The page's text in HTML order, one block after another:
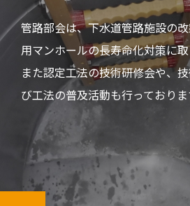
管路部会は、下水道管路施設の
用マンホールの長寿命化対策に取
また認定工法の技術研修会や、
び工法の普及活動も行っておりま